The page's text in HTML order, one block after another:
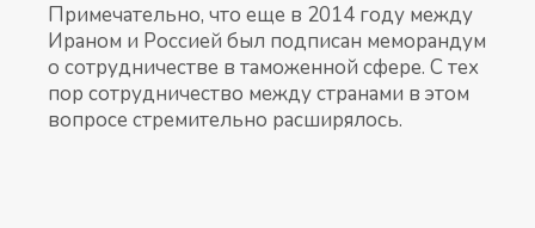
Примечательно, что еще в 2014 году между
Ираном и Россией был подписан меморандум
о сотрудничестве в таможенной сфере. С тех
пор сотрудничество между странами в этом
вопросе стремительно расширялось.